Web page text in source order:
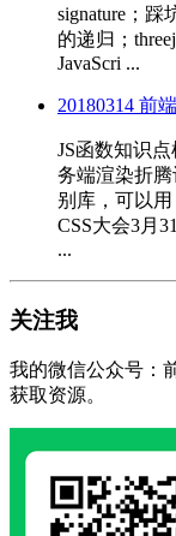
signature；踩
的递归；
JavaScri ...
20180314 前
JS函数知识
务端渲染折
别库，可以用
CSS大会3月
...
关注我
我的微信公众号：
获取资源。